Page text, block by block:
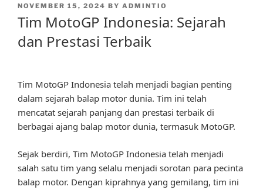
POSTED
ON
NOVEMBER 15, 2024 BY ADMINTIO
Tim MotoGP Indonesia: Sejarah
dan Prestasi Terbaik
Tim MotoGP Indonesia telah menjadi bagian penting
dalam sejarah balap motor dunia. Tim ini telah
mencatat sejarah panjang dan prestasi terbaik di
berbagai ajang balap motor dunia, termasuk MotoGP.
Sejak berdiri, Tim MotoGP Indonesia telah menjadi
salah satu tim yang selalu menjadi sorotan para pecinta
balap motor. Dengan kiprahnya yang gemilang, tim ini